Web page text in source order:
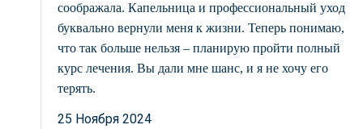
соображала. Капельница и профессиональный уход
буквально вернули меня к жизни. Теперь понимаю,
что так больше нельзя – планирую пройти полный
курс лечения. Вы дали мне шанс, и я не хочу его
терять.
25 Ноября 2024